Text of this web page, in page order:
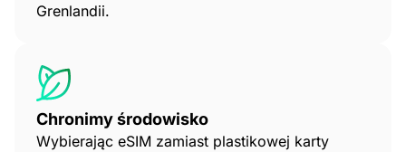
Grenlandii.
Chronimy środowisko
Wybierając eSIM zamiast plastikowej karty